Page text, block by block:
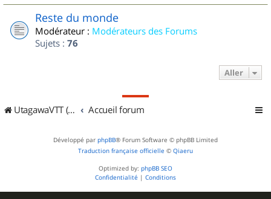
Reste du monde
Modérateur : Modérateurs des Forums
Sujets : 76
Aller
UtagawaVTT (Randos VTT et VTTAE avec traces GPS) Accueil forum
Développé par phpBB® Forum Software © phpBB Limited
Traduction française officielle © Qiaeru
Optimized by: phpBB SEO
Confidentialité | Conditions